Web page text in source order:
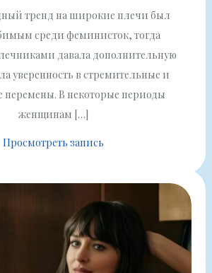
тренд на широкие плечи был
среди феминисток, тогда
давала дополнительную
уверенность в стремительные и
перемены. В некоторые периоды
женщинам […]
Просмотреть запись